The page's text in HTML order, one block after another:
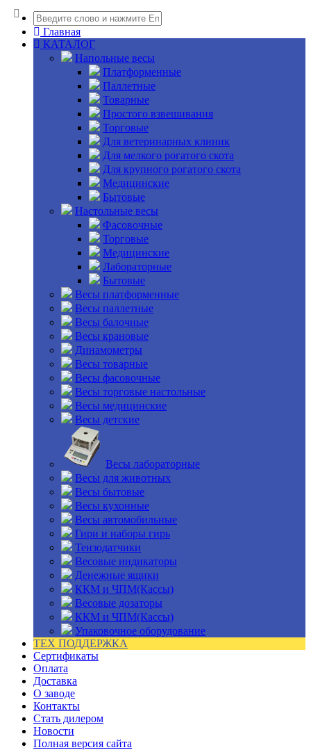
Главная
КАТАЛОГ
Напольные весы
Платформенные
Паллетные
Товарные
Простого взвешивания
Торговые
Для ветеринарных клиник
Для мелкого рогатого скота
Для крупного рогатого скота
Медицинские
Бытовые
Настольные весы
Фасовочные
Торговые
Медицинские
Лабораторные
Бытовые
Весы платформенные
Весы паллетные
Весы балочные
Весы крановые
Динамометры
Весы товарные
Весы фасовочные
Весы торговые настольные
Весы медицинские
Весы детские
Весы лабораторные
Весы для животных
Весы бытовые
Весы кухонные
Весы автомобильные
Гири и наборы гирь
Тензодатчики
Весовые индикаторы
Денежные ящики
ККМ и ЧПМ(Кассы)
Весовые дозаторы
ККМ и ЧПМ(Кассы)
Упаковочное оборудование
ТЕХ ПОДДЕРЖКА
Сертификаты
Оплата
Доставка
О заводе
Контакты
Стать дилером
Новости
Полная версия сайта